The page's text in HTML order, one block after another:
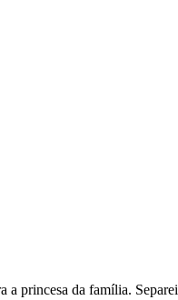
a princesa da família. Separei